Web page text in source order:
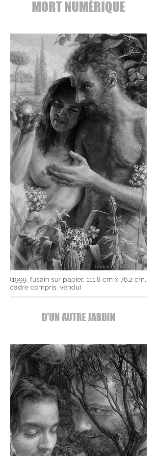
MORT NUMÉRIQUE
(1999, fusain sur papier, 111,8 cm x 76,2 cm,
cadre compris, vendu)
D'UN AUTRE JARDIN